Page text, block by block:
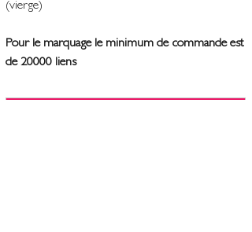
(vierge)
Pour le marquage le minimum de commande est
de 20000 liens